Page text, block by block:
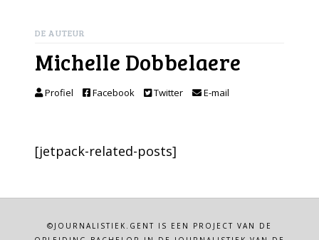
DE AUTEUR
Michelle Dobbelaere
Profiel Facebook Twitter E-mail
[jetpack-related-posts]
©JOURNALISTIEK.GENT IS EEN PROJECT VAN DE